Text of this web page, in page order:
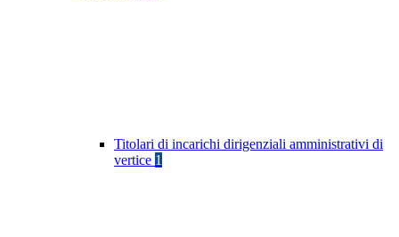
Titolari di incarichi dirigenziali amministrativi di
vertice 1